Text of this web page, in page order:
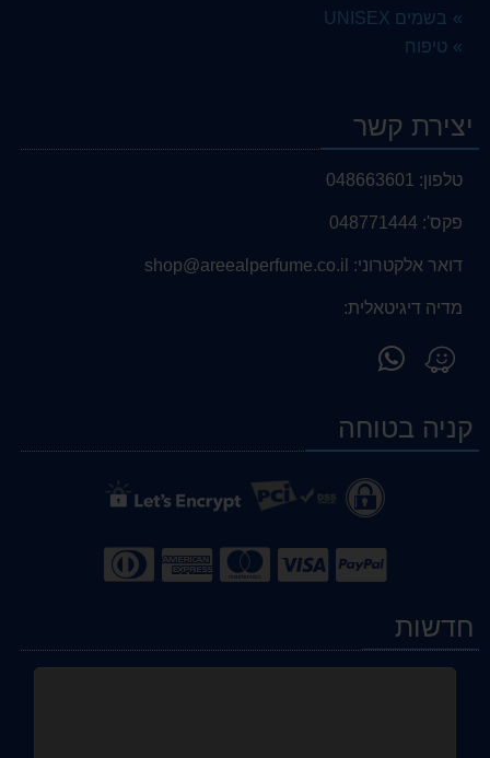
בשמים UNISEX
טיפוח
יצירת קשר
טלפון: 048663601
פקס': 048771444
דואר אלקטרוני: shop@areealperfume.co.il
מדיה דיגיטאלית:
מצא
אותנו
Waze
WhatsAppקניה בטוחה
חדשות